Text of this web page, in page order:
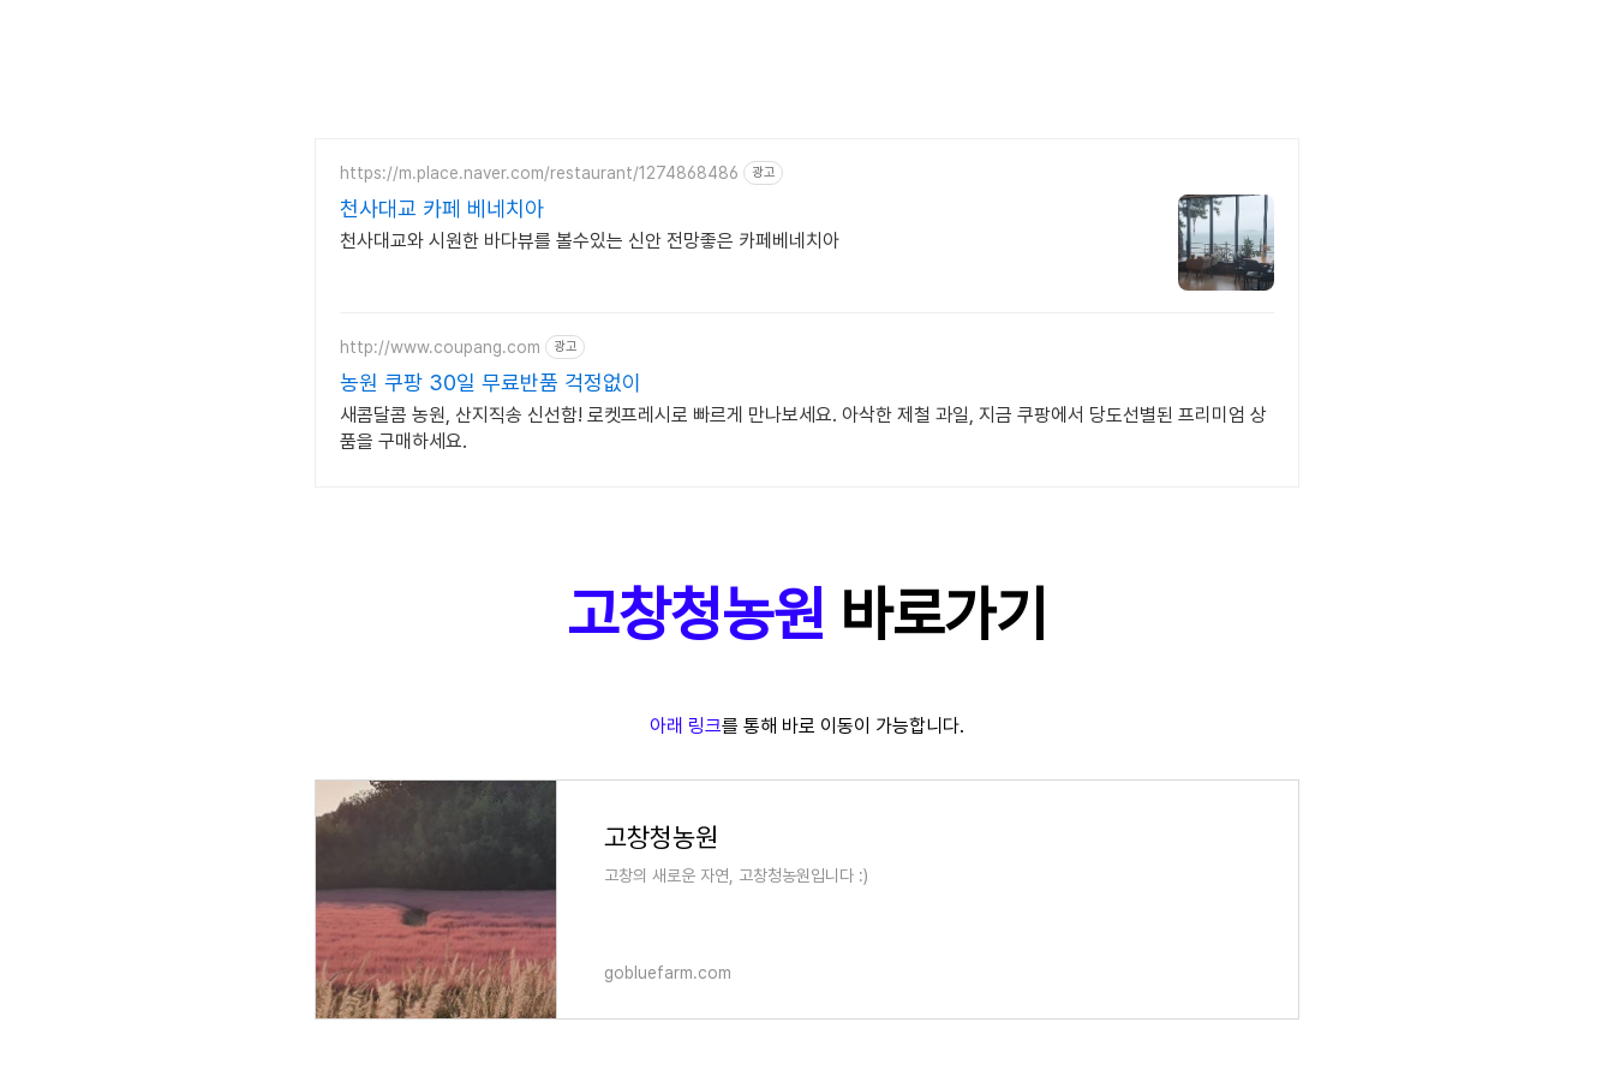
https://m.place.naver.com/restaurant/1274868486 광고
천사대교 카페 베네치아
천사대교와 시원한 바다뷰를 볼수있는 신안 전망좋은 카페베네치아
http://www.coupang.com 광고
농원 쿠팡 30일 무료반품 걱정없이
새콤달콤 농원, 산지직송 신선함! 로켓프레시로 빠르게 만나보세요. 아삭한 제철 과일, 지금 쿠팡에서 당도선별된 프리미엄 상
품을 구매하세요.
고창청농원 바로가기
아래 링크를 통해 바로 이동이 가능합니다.
고창청농원
고창의 새로운 자연, 고창청농원입니다 :)
gobluefarm.com